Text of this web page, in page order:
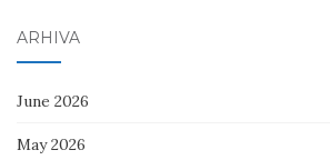
ARHIVA
June 2026
May 2026